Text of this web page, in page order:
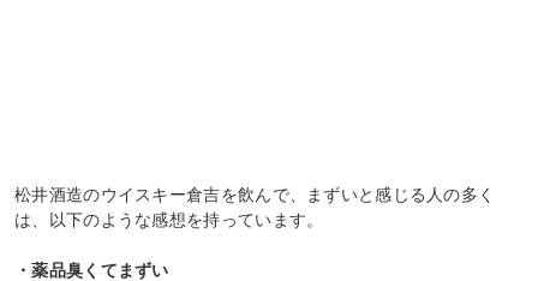
松井酒造のウイスキー倉吉を飲んで、まずいと感じる人の多く
は、以下のような感想を持っています。
・薬品臭くてまずい